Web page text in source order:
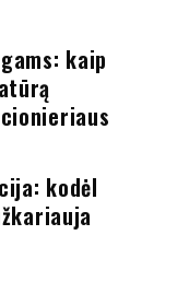
kaip
kodėl